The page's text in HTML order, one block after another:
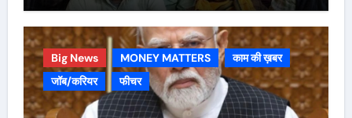
Big News MONEY MATTERS
काम की ख़बर
जॉब/करियर
फीचर